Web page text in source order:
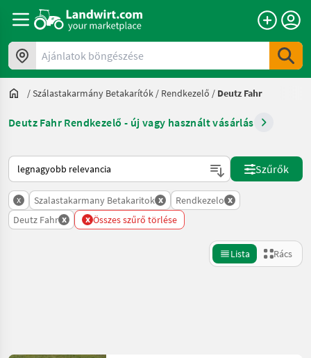
Ajánlatok böngészése
/Szálastakarmány Betakarítók / Rendkezelő / Deutz Fahr
Deutz Fahr Rendkezelő - új vagy használt vásárlás
Így van sorba rendezve a Landwirt.com-on
Szűrők
x Szalastakarmany Betakaritok x Rendkezelo x
Deutz Fahr x x Összes szűrő törlése
Lista Rács